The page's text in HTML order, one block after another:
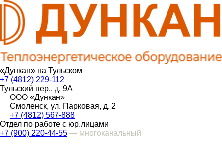
«Дункан» на Тульском
+7 (4812) 229-112
Тульский пер., д. 9А
ООО «Дункан»
Смоленск, ул. Парковая, д. 2
+7 (4812) 567-888
Отдел по работе с юр.лицами
+7 (900) 220-44-55 — многоканальный